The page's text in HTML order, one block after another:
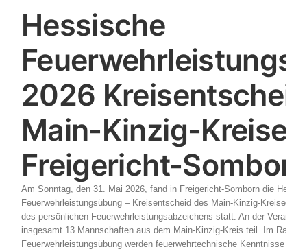
Hessische
2026
Main-Kinzig-
Freigericht-
Am Sonntag, den 31. Mai 2026, fand in Freigericht-Somborn die
Feuerwehrleistungsübung – Kreisentscheid des Main-Kinzig-Kreises –
des persönlichen Feuerwehrleistungsabzeichens statt. An der
insgesamt 13 Mannschaften aus dem Main-Kinzig-Kreis teil. Im
Feuerwehrleistungsübung werden feuerwehrtechnische Kenntnisse